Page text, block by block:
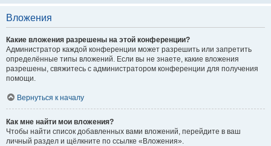
Вложения
Какие вложения разрешены на этой конференции?
Администратор каждой конференции может разрешить или запретить
определённые типы вложений. Если вы не знаете, какие вложения
разрешены, свяжитесь с администратором конференции для получения
помощи.
Вернуться к началу
Как мне найти мои вложения?
Чтобы найти список добавленных вами вложений, перейдите в ваш
личный раздел и щёлкните по ссылке «Вложения».